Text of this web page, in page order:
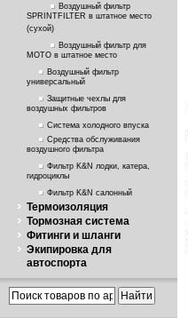
Воздушный фильтр
SPRINTFILTER в штатное место
(сухой)
Воздушный фильтр для
МОТО в штатное место
Воздушный фильтр
универсальный
Защитные чехлы для
воздушных фильтров
Система холодного впуска
Средства обслуживания
воздушного фильтра
Фильтр K&N лодки, катера,
гидроциклы
Фильтр K&N салонный
Термоизоляция
Тормозная система
Фитинги и шланги
Экипировка для
автоспорта